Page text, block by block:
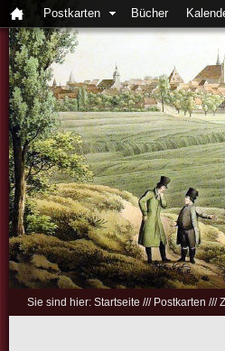
Postkarten Bücher
Sie sind hier: Startseite /// Postkarten ///